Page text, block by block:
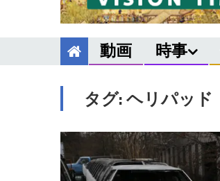
動画 時事
タグ:ヘリパッド